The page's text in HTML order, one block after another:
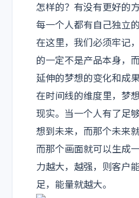
怎样的？有没有更好的
每一个人都有自己独立
在这里，我们必须牢记
的一定不是产品本身，
延伸的梦想的变化和成果
在时间线的维度里，梦
现实。当一个人有了足
想到未来，而那个未来
而那个画面就可以生成
力越大，越强，则客户
足，能量就越大。